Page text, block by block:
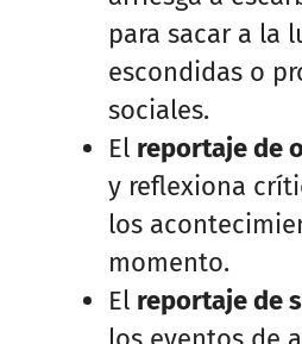
para sacar a la
escondidas o
sociales.
El reportaje de
y reflexiona
los
momento.
El reportaje de